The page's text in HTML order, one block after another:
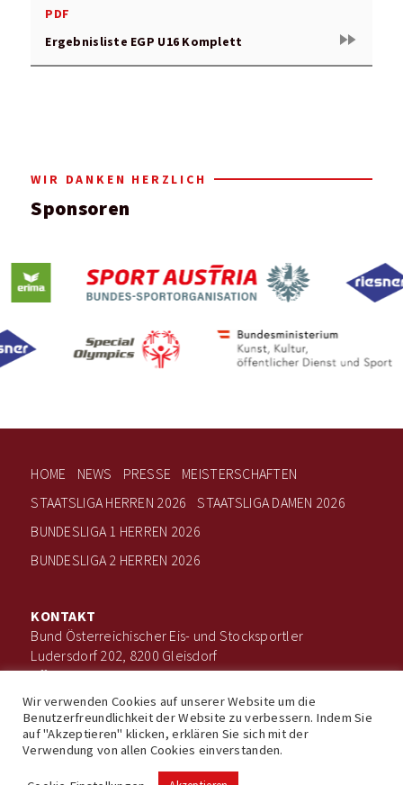
PDF
Ergebnisliste EGP U16 Komplett
fast_forward
WIR DANKEN HERZLICH
Sponsoren
HOME NEWS PRESSE
MEISTERSCHAFTEN
STAATSLIGA HERREN 2026
STAATSLIGA DAMEN 2026
BUNDESLIGA 1 HERREN 2026
BUNDESLIGA 2 HERREN 2026
KONTAKT
Bund Österreichischer Eis- und Stocksportler
Ludersdorf 202, 8200 Gleisdorf
office@boee.at
+43 660 506 7203
Impressum Datenschutz
© Bund Österreichischer Eis- und Stocksportler
Wir verwenden Cookies auf unserer Website um die
Benutzerfreundlichkeit der Website zu verbessern. Indem Sie
auf "Akzeptieren" klicken, erklären Sie sich mit der
Verwendung von allen Cookies einverstanden.